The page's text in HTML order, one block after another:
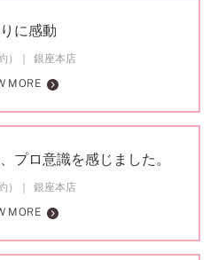
に感動
）
銀座本店
MORE
プロ意識を感じました。
）
銀座本店
MORE